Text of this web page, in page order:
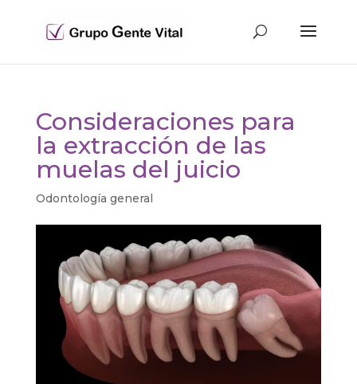
Consideraciones para
la extracción de las
muelas del juicio
Odontología general